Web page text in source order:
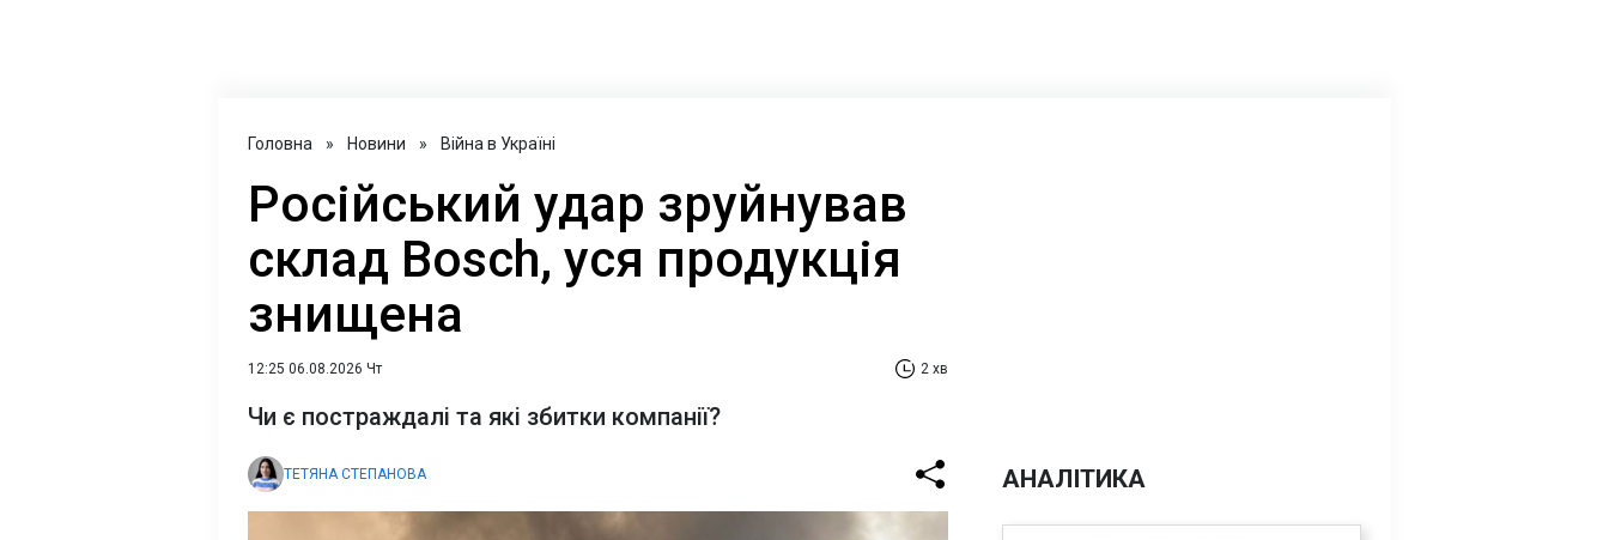
Головна » Новини » Війна в Україні
Російський удар зруйнував
склад Bosch, уся продукція
знищена
12:25 06.08.2026 Чт 2 хв
Чи є постраждалі та які збитки компанії?
ТЕТЯНА СТЕПАНОВА АНАЛІТИКА